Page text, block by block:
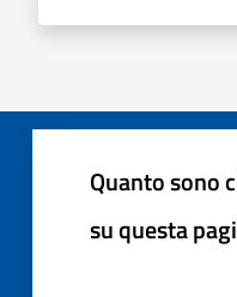
Quanto sono
su questa